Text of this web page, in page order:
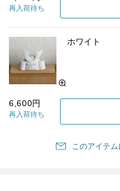
再入荷待ち
ホワイト
6,600円
再入荷待ち
このアイテ